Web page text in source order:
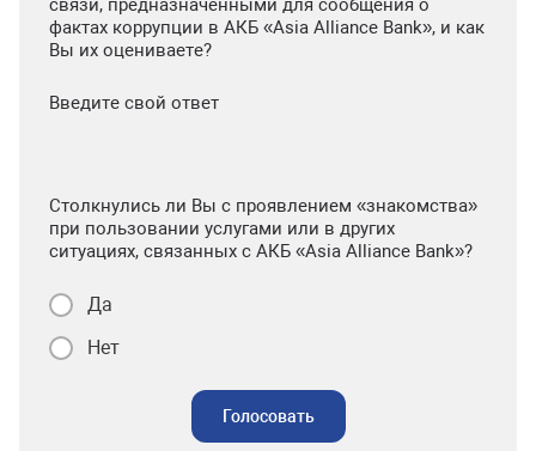
связи, предназначенными для сообщения о
фактах коррупции в АКБ «Asia Alliance Bank», и как
Вы их оцениваете?
Введите свой ответ
Столкнулись ли Вы с проявлением «знакомства»
при пользовании услугами или в других
ситуациях, связанных с АКБ «Asia Alliance Bank»?
Да
Нет
Голосовать